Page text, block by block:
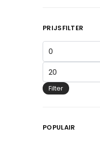
PRIJSFILTER
Filter
POPULAIR